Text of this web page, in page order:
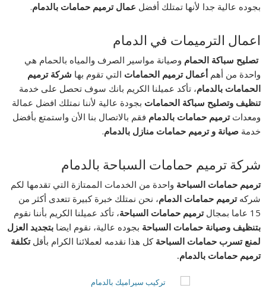
بجوده عالية جدا لأنها تمتلك أفضل عمال ترميم حمامات بالدمام.
اعمال الترميمات في الدمام
تصليح سباكة الحمام وصيانة مواسير الصرف والمياه بالحمام هي
واحدة من أهمأعمال ترميم الحمامات التي تقوم بها شركة ترميم
الحمامات بالدمام، تأكد عميلنا الكريم بانك سوف تحصل على خدمة
تنظيف وتصليح سباكة الحمامات بجودة عالية لأننا نمتلك افضل عمالة
ومعداتترميم حمامات بالدمام فقم بالاتصال بنا الأن واستمتع بأفضل
خدمةصيانة و ترميم حمامات منازل بالدمام.
شركة ترميم حمامات السباحة بالدمام
ترميم حمامات السباحة واحدة من الخدمات الممتازة التي تقدمها لكم
شركهترميم حمامات الدمام، نحن نمتلك خبرة كبيرة تتعدى أكثر من
15 عاما بمجال
ترميم حمامات السباحة، تأكد عميلنا الكريم بأننا نقوم
بتنظيف وصيانة حمامات السباحة بجوده عالية، نقوم ايضابتجديد العزل
لمنع تسرب حمامات السباحة كل هذا نقدمه لعملائنا الكرام بأقلتكلفة
ترميم حمامات بالدمام.